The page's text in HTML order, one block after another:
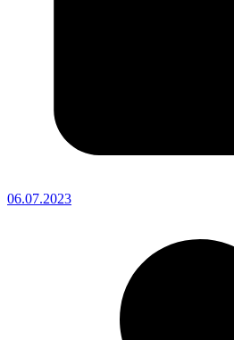
06.07.2023